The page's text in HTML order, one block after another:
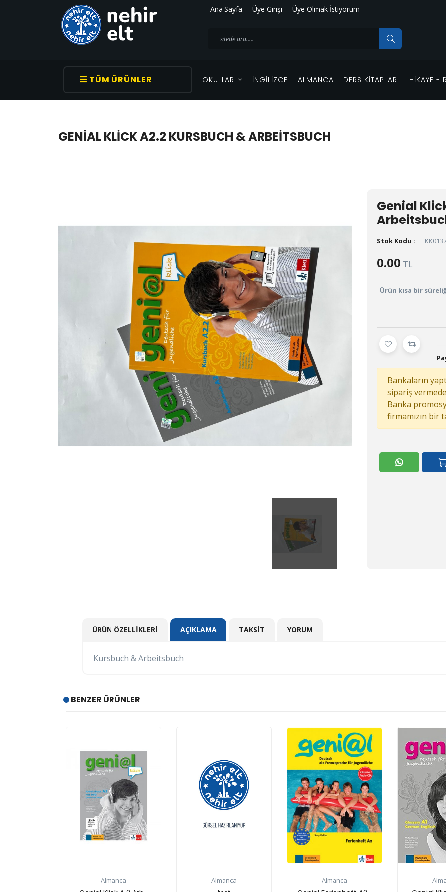
Ana Sayfa Üye Girişi Üye Olmak İstiyorum
TÜM ÜRÜNLER OKULLAR İNGILIZCE ALMANCA DERS KITAPLARI HIKAYE -
GENIAL KLICK A2.2 KURSBUCH & ARBEITSBUCH
Genial
Stok Kodu : KK0137
0.00 TL
Ürün kısa bir
Bankaların
sipariş
Banka
firmamızın bir
ÜRÜN ÖZELLIKLERI AÇIKLAMA TAKSIT YORUM
Kursbuch & Arbeitsbuch
BENZER ÜRÜNLER